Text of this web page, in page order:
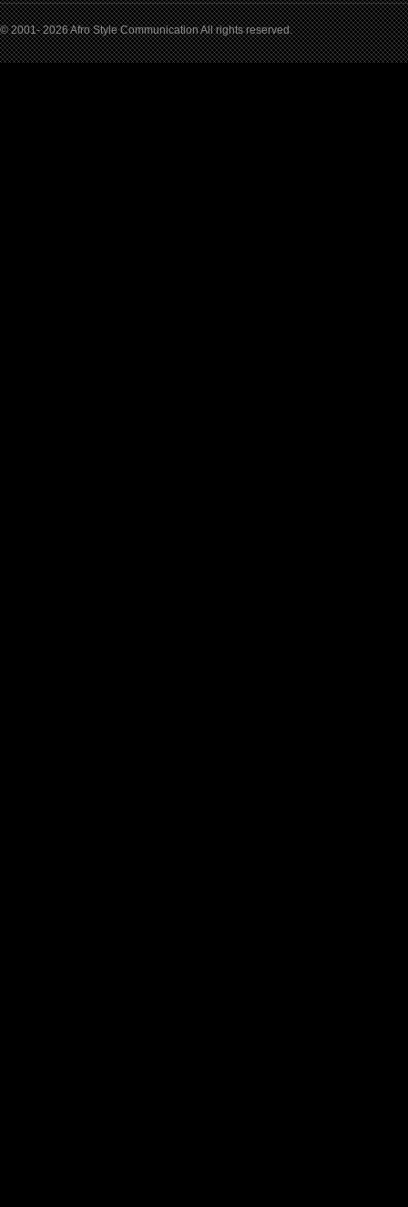
© 2001- 2026 Afro Style Communication All rights reserved.